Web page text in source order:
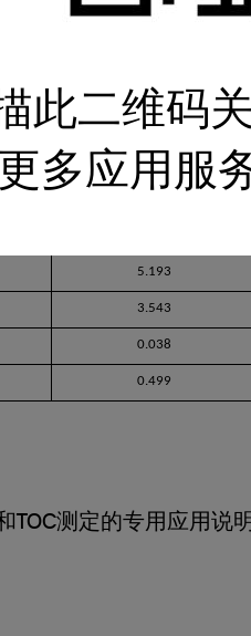
2.400
0.146
2.343
5.193
3.543
0.038
0.499
TOC测定的专用应用说明
此二维码
多应用服